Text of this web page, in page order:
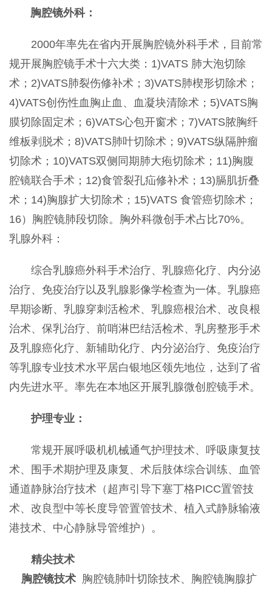
胸腔镜外科：
2000年率先在省内开展胸腔镜外科手术，目前常
规开展胸腔镜手术十六大类：1)VATS 肺大泡切除
术；2)VATS肺裂伤修补术；3)VATS肺楔形切除术；
4)VATS创伤性血胸止血、血凝块清除术；5)VATS胸
膜切除固定术；6)VATS心包开窗术；7)VATS脓胸纤
维板剥脱术；8)VATS肺叶切除术；9)VATS纵隔肿瘤
切除术；10)VATS双侧同期肺大疱切除术；11)胸腹
腔镜联合手术；12)食管裂孔疝修补术；13)膈肌折叠
术；14)胸腺扩大切除术；15)VATS 食管癌切除术；
16）胸腔镜肺段切除。胸外科微创手术占比70%。
乳腺外科：
综合乳腺癌外科手术治疗、乳腺癌化疗、内分泌
治疗、免疫治疗以及乳腺影像学检查为一体。乳腺癌
早期诊断、乳腺穿刺活检术、乳腺癌根治术、改良根
治术、保乳治疗、前哨淋巴结活检术、乳房整形手术
及乳腺癌化疗、新辅助化疗、内分泌治疗、免疫治疗
等乳腺专业技术水平居白银地区领先地位，达到了省
内先进水平。率先在本地区开展乳腺微创腔镜手术。
护理专业：
常规开展呼吸机机械通气护理技术、呼吸康复技
术、围手术期护理及康复、术后肢体综合训练、血管
通道静脉治疗技术（超声引导下塞丁格PICC置管技
术、改良型中等长度导管置管技术、植入式静脉输液
港技术、中心静脉导管维护）。
精尖技术
胸腔镜技术 胸腔镜肺叶切除技术、胸腔镜胸腺扩